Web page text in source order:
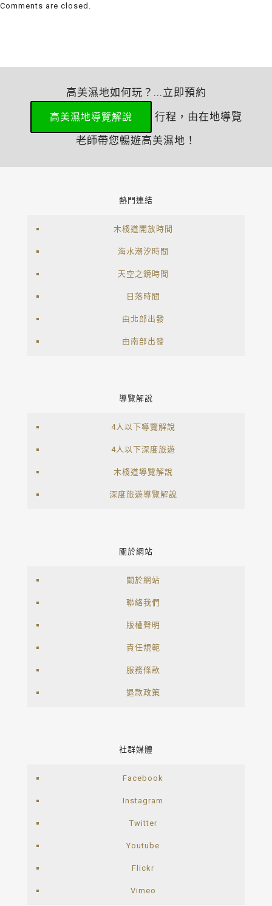
Comments are closed.
高美濕地如何玩？...立即預約
高美濕地導覽解說
行程，由在地導覽
老師帶您暢遊高美濕地！
熱門連結
木棧道開放時間
海水潮汐時間
天空之鏡時間
日落時間
由北部出發
由南部出發
導覽解說
4人以下導覽解說
4人以下深度旅遊
木棧道導覽解說
深度旅遊導覽解說
關於網站
關於網站
聯絡我們
版權聲明
責任規範
服務條款
退款政策
社群媒體
Facebook
Instagram
Twitter
Youtube
Flickr
Vimeo